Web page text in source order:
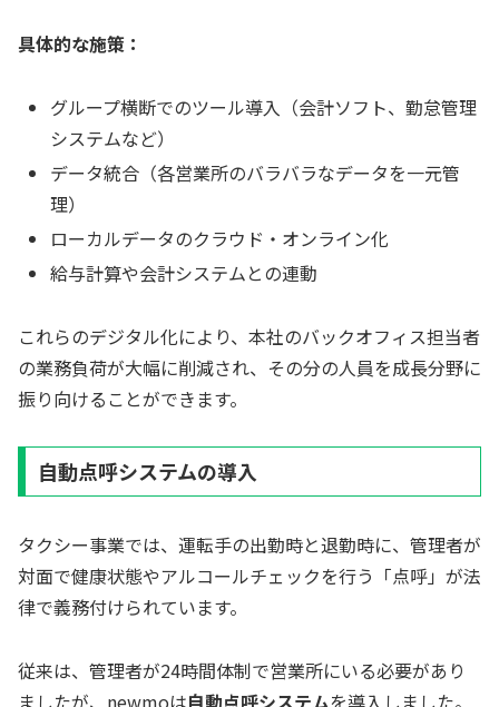
具体的な施策：
グループ横断でのツール導入（会計ソフト、勤怠管理
システムなど）
データ統合（各営業所のバラバラなデータを一元管
理）
ローカルデータのクラウド・オンライン化
給与計算や会計システムとの連動
これらのデジタル化により、本社のバックオフィス担当者
の業務負荷が大幅に削減され、その分の人員を成長分野に
振り向けることができます。
自動点呼システムの導入
タクシー事業では、運転手の出勤時と退勤時に、管理者が
対面で健康状態やアルコールチェックを行う「点呼」が法
律で義務付けられています。
従来は、管理者が24時間体制で営業所にいる必要があり